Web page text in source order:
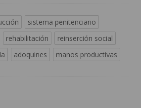
sistema penitenciario
rehabilitación
reinserción social
adoquines manos productivas